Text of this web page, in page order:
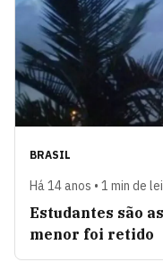
BRASIL
Há 14 anos • 1 min de
Estudantes são
menor foi retido